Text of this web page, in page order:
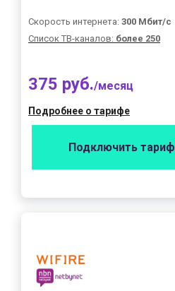
Скорость интернета: 300 Мбит/с
Список ТВ-каналов: более 250
375 руб./месяц
Подробнее о тарифе
Подключить тариф